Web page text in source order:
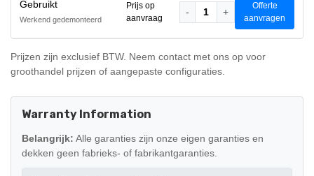
Gebruikt
Werkend gedemonteerd
Prijs op
aanvraag
- 1 +
Offerte
aanvragen
Prijzen zijn exclusief BTW. Neem contact met ons op voor
groothandel prijzen of aangepaste configuraties.
Warranty Information
Belangrijk: Alle garanties zijn onze eigen garanties en
dekken geen fabrieks- of fabrikantgaranties.